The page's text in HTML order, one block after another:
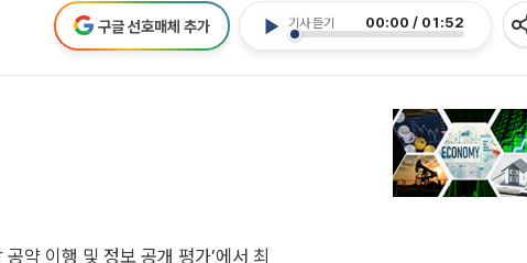
기사 듣기 00:00 / 01:52
구글 선호매체 추가
약 이행 및 정보 공개 평가’에서 최